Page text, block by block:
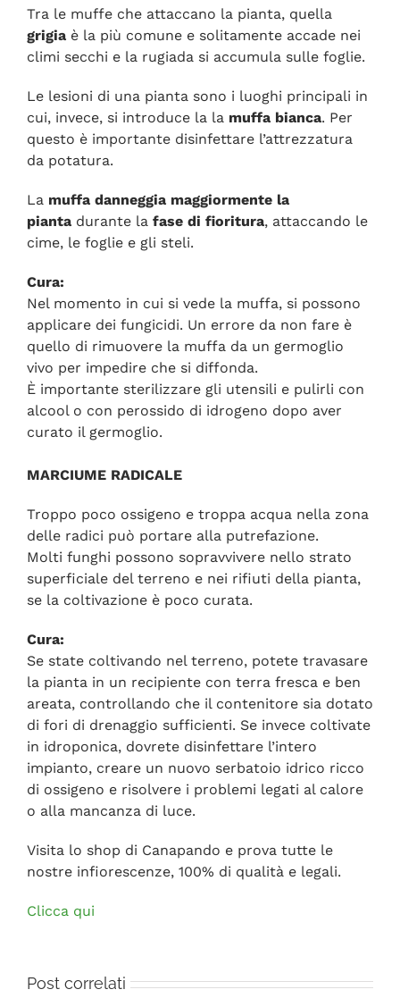
Tra le muffe che attaccano la pianta, quella
grigia è la più comune e solitamente accade nei
climi secchi e la rugiada si accumula sulle foglie.
Le lesioni di una pianta sono i luoghi principali in
cui, invece, si introduce la la muffa bianca. Per
questo è importante disinfettare l’attrezzatura
da potatura.
La muffa danneggia maggiormente la
pianta durante la fase di fioritura, attaccando le
cime, le foglie e gli steli.
Cura:
Nel momento in cui si vede la muffa, si possono
applicare dei fungicidi. Un errore da non fare è
quello di rimuovere la muffa da un germoglio
vivo per impedire che si diffonda.
È importante sterilizzare gli utensili e pulirli con
alcool o con perossido di idrogeno dopo aver
curato il germoglio.
MARCIUME RADICALE
Troppo poco ossigeno e troppa acqua nella zona
delle radici può portare alla putrefazione.
Molti funghi possono sopravvivere nello strato
superficiale del terreno e nei rifiuti della pianta,
se la coltivazione è poco curata.
Cura:
Se state coltivando nel terreno, potete travasare
la pianta in un recipiente con terra fresca e ben
areata, controllando che il contenitore sia dotato
di fori di drenaggio sufficienti. Se invece coltivate
in idroponica, dovrete disinfettare l’intero
impianto, creare un nuovo serbatoio idrico ricco
di ossigeno e risolvere i problemi legati al calore
o alla mancanza di luce.
Visita lo shop di Canapando e prova tutte le
nostre infiorescenze, 100% di qualità e legali.
Clicca qui
Post correlati